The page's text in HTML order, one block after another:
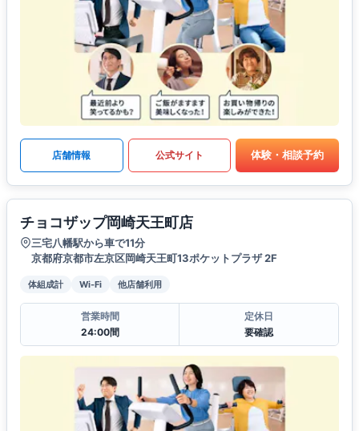
店舗情報 公式サイト 体験・相談予約
チョコザップ岡崎天王町店
三宅八幡駅から車で11分
京都府京都市左京区岡崎天王町13ポケットプラザ 2F
体組成計 Wi-Fi 他店舗利用
営業時間
24:00間
定休日
要確認